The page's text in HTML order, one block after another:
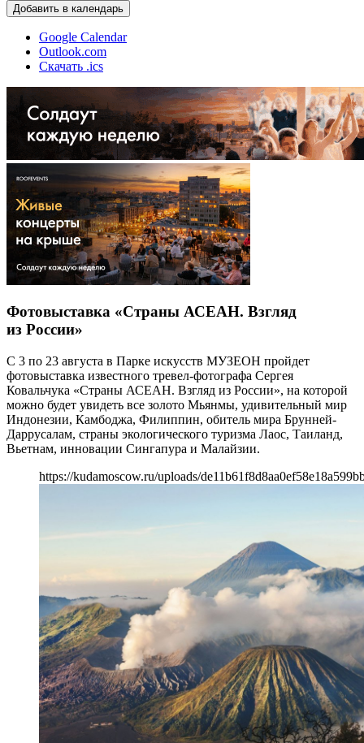
Добавить в календарь
Google Calendar
Outlook.com
Скачать .ics
Фотовыставка «Страны АСЕАН. Взгляд
из России»
С 3 по 23 августа в Парке искусств МУЗЕОН пройдет
фотовыставка известного тревел-фотографа Сергея
Ковальчука «Страны АСЕАН. Взгляд из России», на которой
можно будет увидеть все золото Мьянмы, удивительный мир
Индонезии, Камбоджа, Филиппин, обитель мира Брунней-
Даррусалам, страны экологического туризма Лаос, Таиланд,
Вьетнам, инновации Сингапура и Малайзии.
https://kudamoscow.ru/uploads/